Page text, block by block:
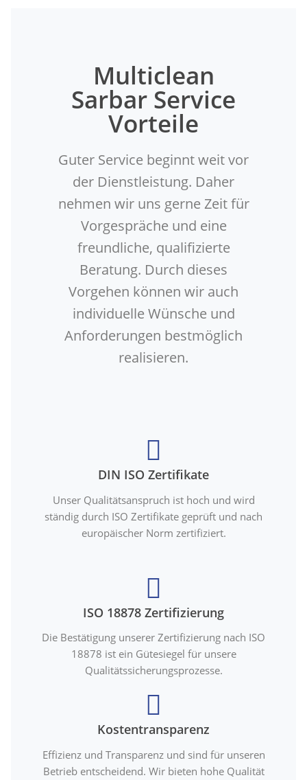
Multiclean
Sarbar Service
Vorteile
Guter Service beginnt weit vor
der Dienstleistung. Daher
nehmen wir uns gerne Zeit für
Vorgespräche und eine
freundliche, qualifizierte
Beratung. Durch dieses
Vorgehen können wir auch
individuelle Wünsche und
Anforderungen bestmöglich
realisieren.
DIN ISO Zertifikate
Unser Qualitätsanspruch ist hoch und wird
ständig durch ISO Zertifikate geprüft und nach
europäischer Norm zertifiziert.
ISO 18878 Zertifizierung
Die Bestätigung unserer Zertifizierung nach ISO
18878 ist ein Gütesiegel für unsere
Qualitätssicherungsprozesse.
Kostentransparenz
Effizienz und Transparenz und sind für unseren
Betrieb entscheidend. Wir bieten hohe Qualität